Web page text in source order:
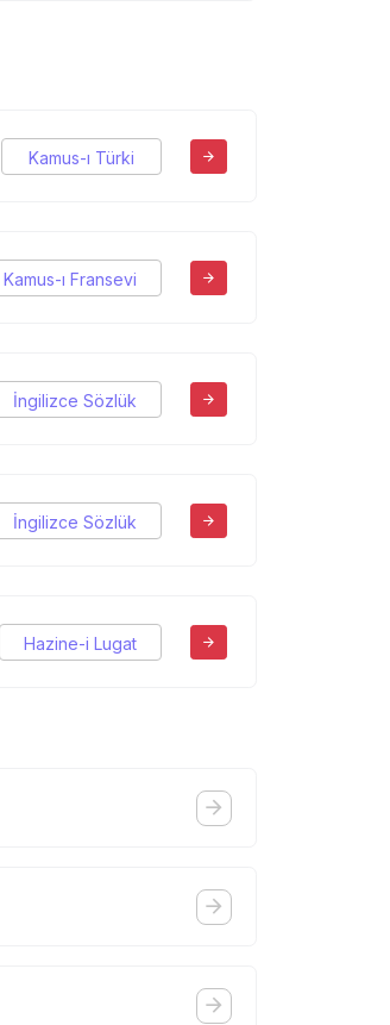
Kamus-ı Türki
Kamus-ı Fransevi
İngilizce Sözlük
İngilizce Sözlük
Hazine-i Lugat